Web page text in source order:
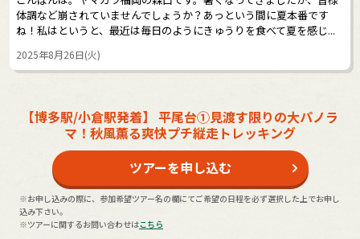
体調など崩されていませんでしょうか？あっという間に夏本番です
ね！私はというと、最近は毎日のようにきゅうりを食べて夏を感じ...
2025年8月26日(火)
【博多駅/小倉駅発着】 平尾台①見渡す限りの大パノラ
マ！秋風薫る爽快プチ縦走トレッキング
ツアーを申し込む
※お申し込みの際に、参加希望ツアー名の欄にてご希望の日程を必ず選択した上でお申し
込み下さい。
※ツアーに関するお問い合わせはこちら